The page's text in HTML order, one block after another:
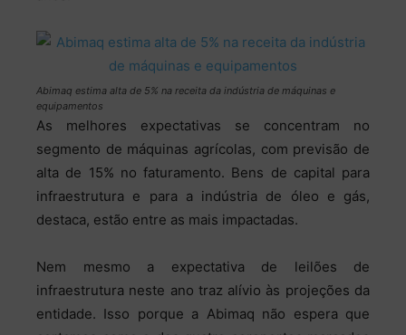
Abimaq estima alta de 5% na receita da indústria de máquinas e
equipamentos
As melhores expectativas se concentram no
segmento de máquinas agrícolas, com previsão de
alta de 15% no faturamento. Bens de capital para
infraestrutura e para a indústria de óleo e gás,
destaca, estão entre as mais impactadas.
Nem mesmo a expectativa de leilões de
infraestrutura neste ano traz alívio às projeções da
entidade. Isso porque a Abimaq não espera que